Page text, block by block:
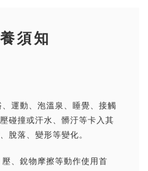
須知
運動、泡溫泉、睡覺、接觸
碰撞或汗水、髒汙等卡入其
脫落、變形等變化。
、銳物摩擦等動作使用首